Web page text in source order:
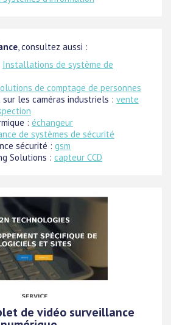
, consultez aussi :
Installations de système de
de comptage de personnes
sur les caméras industriels : vente
: échangeur
de systèmes de sécurité
sécurité : gsm
Solutions : capteur CCD
de vidéo surveillance